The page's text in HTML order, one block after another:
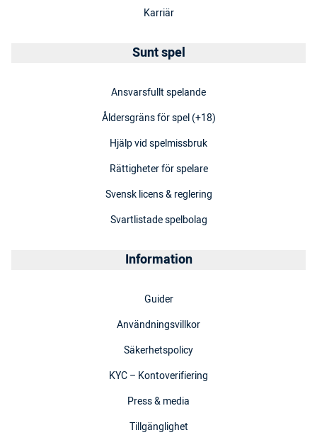
Karriär
Sunt spel
Ansvarsfullt spelande
Åldersgräns för spel (+18)
Hjälp vid spelmissbruk
Rättigheter för spelare
Svensk licens & reglering
Svartlistade spelbolag
Information
Guider
Användningsvillkor
Säkerhetspolicy
KYC – Kontoverifiering
Press & media
Tillgänglighet